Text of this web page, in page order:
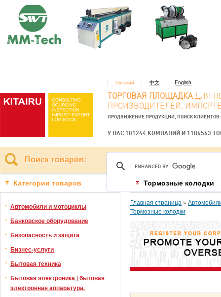
Русский 中文 English
ТОРГОВАЯ ПЛОЩАДКА ДЛЯ
ПРОИЗВОДИТЕЛЕЙ,
ПРОДВИЖЕНИЕ ПРОДУКЦИИ, ПОИСК КЛИЕНТОВ
У НАС 101244 КОМПАНИЙ И 1186563
Поиск товаров:
Категории товаров
Автомобили и мотоциклы
Банковское оборудование
Безопасность и защита
Бизнес-услуги
Бытовая техника
Бытовая электроника | бытовая
электронная аппаратура.
Тормозные колодки
Главная страница »
Тормозные колодки